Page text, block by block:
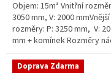
Objem: 15m³ Vnitřní
3050 mm, V: 2000 mmVnější
rozměry: P: 3250 mm, V:
mm + komínek Rozměry
možno jakkoliv upravit -
vyrobíme nádrž na
Doprava Zdarma